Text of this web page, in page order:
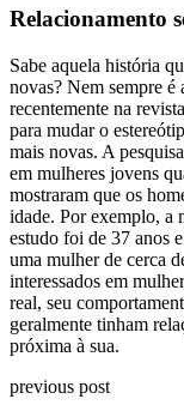
Relacionamento
Sabe aquela história
novas? Nem sempre
recentemente na
para mudar o
mais novas. A
em mulheres jovens
mostraram que os
idade. Por exemplo, a
estudo foi de 37 anos
uma mulher de cerca
interessados em
real, seu
geralmente tinham
próxima à sua.
previous post